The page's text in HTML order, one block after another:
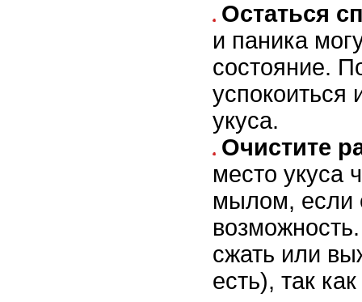
Остаться
и паника
состояние.
успокоиться
укуса.
Очистите
место укуса
мылом, если
сжать или
есть), так